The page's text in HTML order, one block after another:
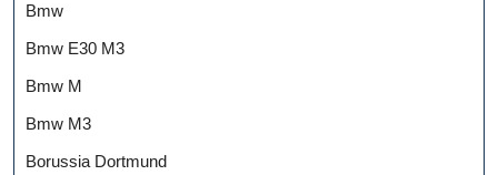
Bmw
Bmw E30 M3
Bmw M
Bmw M3
Borussia Dortmund